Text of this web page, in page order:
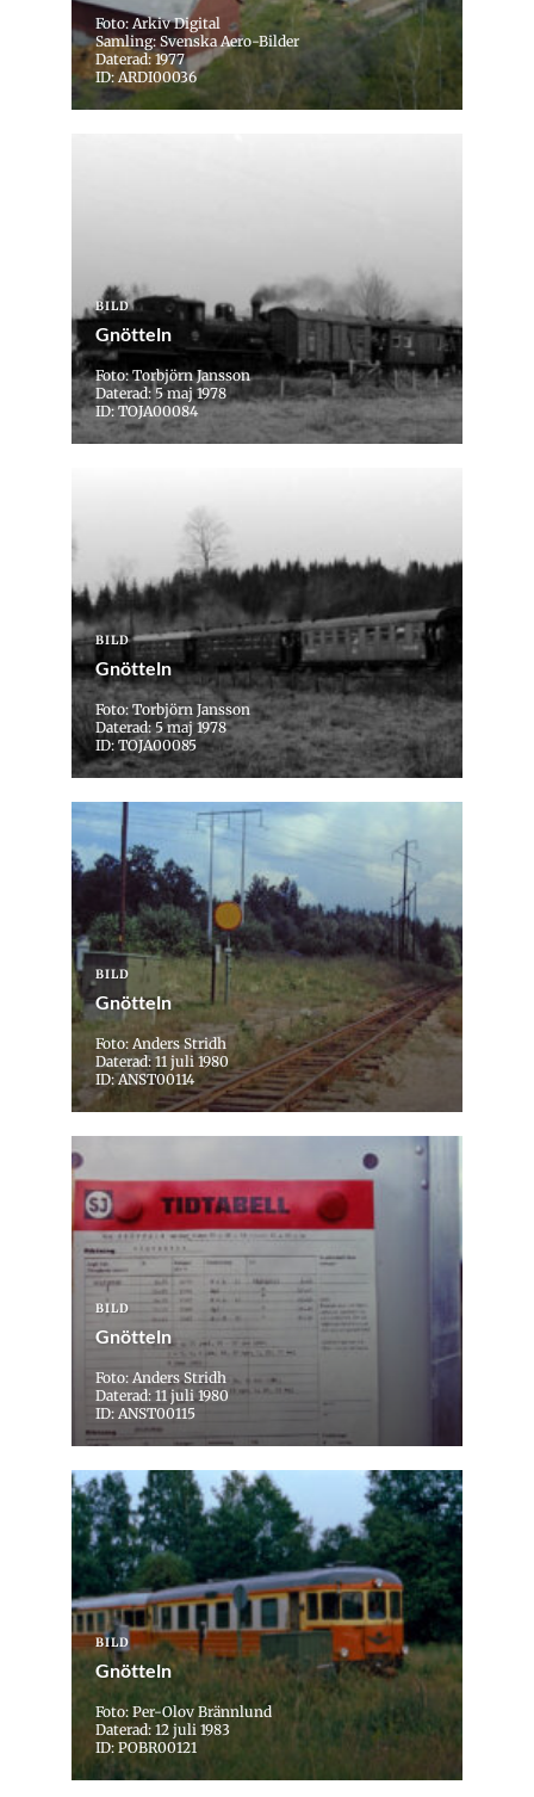
Foto: Arkiv Digital
Samling: Svenska Aero-Bilder
Daterad: 1977
ID: ARDI00036
BILD
Gnötteln
Foto: Torbjörn Jansson
Daterad: 5 maj 1978
ID: TOJA00084
BILD
Gnötteln
Foto: Torbjörn Jansson
Daterad: 5 maj 1978
ID: TOJA00085
BILD
Gnötteln
Foto: Anders Stridh
Daterad: 11 juli 1980
ID: ANST00114
BILD
Gnötteln
Foto: Anders Stridh
Daterad: 11 juli 1980
ID: ANST00115
BILD
Gnötteln
Foto: Per-Olov Brännlund
Daterad: 12 juli 1983
ID: POBR00121